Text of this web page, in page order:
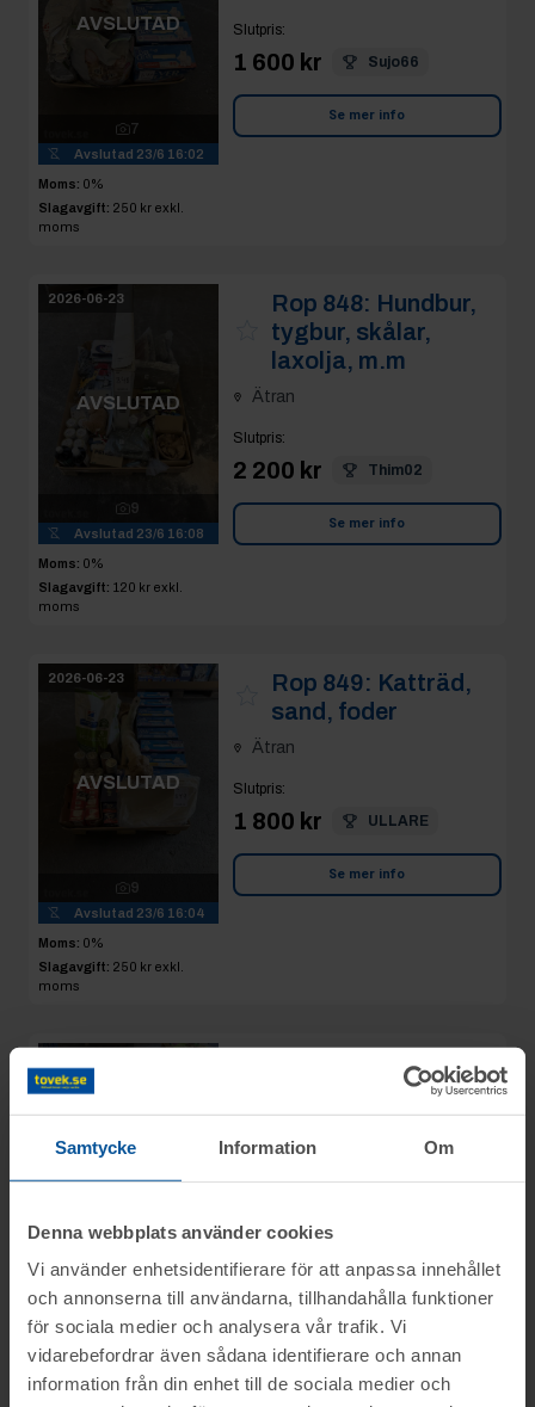
Samtycke Information Om
Denna webbplats använder cookies
Vi använder enhetsidentifierare för att anpassa innehållet
och annonserna till användarna, tillhandahålla funktioner
för sociala medier och analysera vår trafik. Vi
vidarebefordrar även sådana identifierare och annan
information från din enhet till de sociala medier och
AVSLUTAD
7
Avslutad 23/6 16:02
Moms: 0%
Slagavgift: 250 kr exkl.
moms
Slutpris:
1 600 kr Sujo66
Se mer info
2026-06-23
AVSLUTAD
9
Avslutad 23/6 16:08
Moms: 0%
Slagavgift: 120 kr exkl.
moms
Rop 848: Hundbur,
tygbur, skålar,
laxolja, m.m
Ätran
Slutpris:
2 200 kr Thim02
Se mer info
2026-06-23
AVSLUTAD
9
Avslutad 23/6 16:04
Moms: 0%
Slagavgift: 250 kr exkl.
moms
Rop 849: Katträd,
sand, foder
Ätran
Slutpris:
1 800 kr ULLARE
Se mer info
AVSLUTAD
7
Avslutad23/6 16:06
Moms:0%
Slagavgift:
120 kr
exkl.
moms
Foder till
höns och småfåglar,
m.m
Ätran
1 400 kr
Se mer info